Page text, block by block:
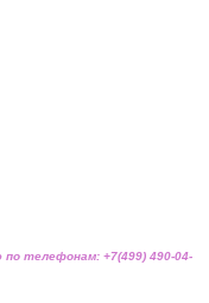
телефонам: +7(499) 490-04-